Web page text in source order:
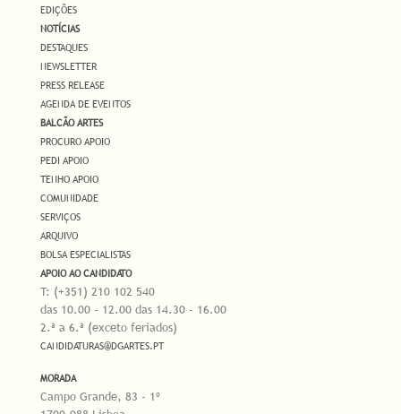
EDIÇÕES
NOTÍCIAS
DESTAQUES
NEWSLETTER
PRESS RELEASE
AGENDA DE EVENTOS
BALCÃO ARTES
PROCURO APOIO
PEDI APOIO
TENHO APOIO
COMUNIDADE
SERVIÇOS
ARQUIVO
BOLSA ESPECIALISTAS
APOIO AO CANDIDATO
T: (+351) 210 102 540
das 10.00 - 12.00 das 14.30 - 16.00
2.ª a 6.ª (exceto feriados)
CANDIDATURAS@DGARTES.PT
MORADA
Campo Grande, 83 - 1º